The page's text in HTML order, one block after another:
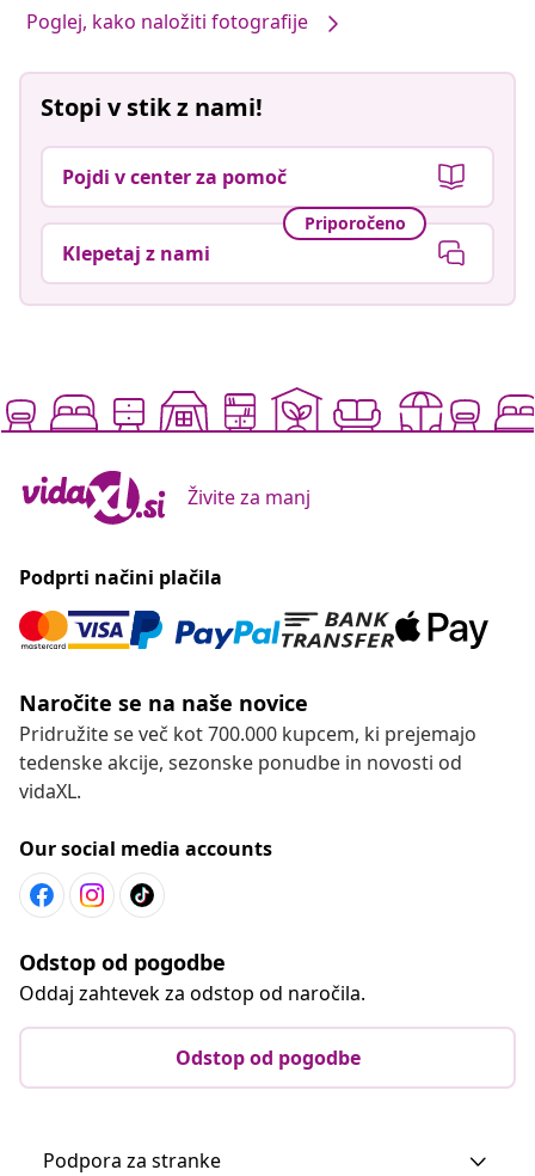
Poglej, kako naložiti fotografije
Stopi v stik z nami!
Pojdi v center za pomoč
Priporočeno
Klepetaj z nami
Živite za manj
Podprti načini plačila
Naročite se na naše novice
Pridružite se več kot 700.000 kupcem, ki prejemajo
tedenske akcije, sezonske ponudbe in novosti od
vidaXL.
Our social media accounts
Odstop od pogodbe
Oddaj zahtevek za odstop od naročila.
Odstop od pogodbe
Podpora za stranke